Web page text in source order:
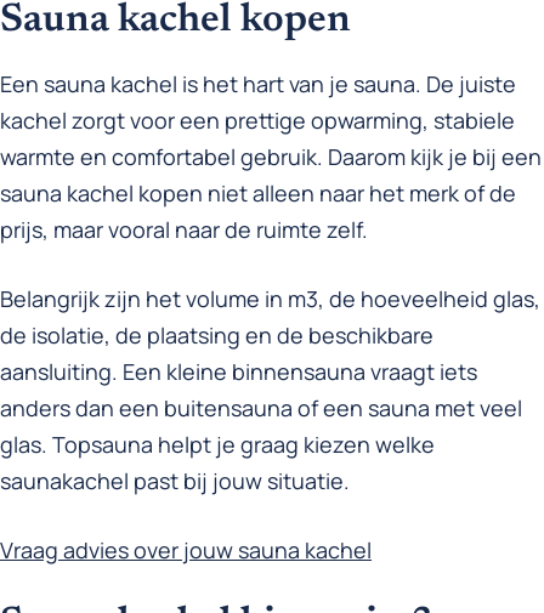
Sauna kachel kopen
Een sauna kachel is het hart van je sauna. De juiste
kachel zorgt voor een prettige opwarming, stabiele
warmte en comfortabel gebruik. Daarom kijk je bij een
sauna kachel kopen niet alleen naar het merk of de
prijs, maar vooral naar de ruimte zelf.
Belangrijk zijn het volume in m3, de hoeveelheid glas,
de isolatie, de plaatsing en de beschikbare
aansluiting. Een kleine binnensauna vraagt iets
anders dan een buitensauna of een sauna met veel
glas. Topsauna helpt je graag kiezen welke
saunakachel past bij jouw situatie.
Vraag advies over jouw sauna kachel